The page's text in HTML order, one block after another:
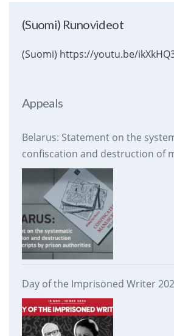
(Suomi) Runovideot
(Suomi) https://youtu.be/
Appeals
Belarus: Statement on the
confiscation and destruction of
prison authorities
Day of the Imprisoned Writer